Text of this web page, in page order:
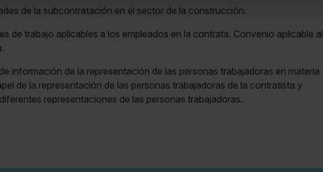
de la subcontratación en el sector de la construcción.
de trabajo aplicables a los empleados en la contrata. Convenio aplicable al
información de la representación de las personas trabajadoras en materia
de la representación de las personas trabajadoras de la contratista y
representaciones de las personas trabajadoras.